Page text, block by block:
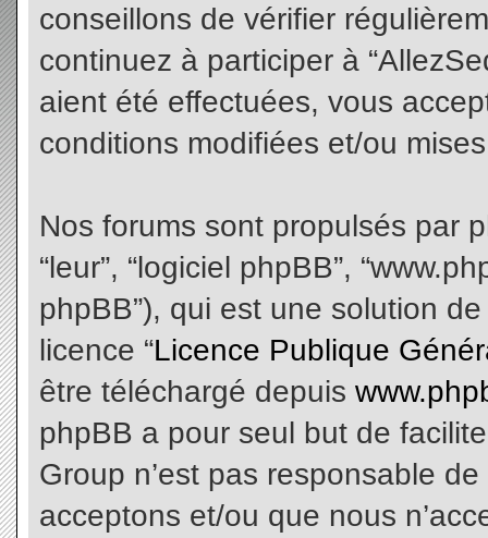
conseillons de vérifier
continuez à participer à
aient été effectuées, vous
conditions modifiées et/ou
Nos forums sont propulsés par
“leur”, “logiciel phpBB”,
phpBB”), qui est une solution
licence “Licence Publique
être téléchargé depuis
phpBB a pour seul but de
Group n’est pas responsable
acceptons et/ou que nous